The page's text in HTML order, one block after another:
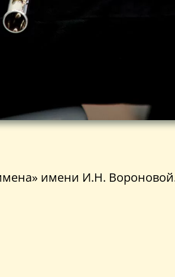
имени И.Н.